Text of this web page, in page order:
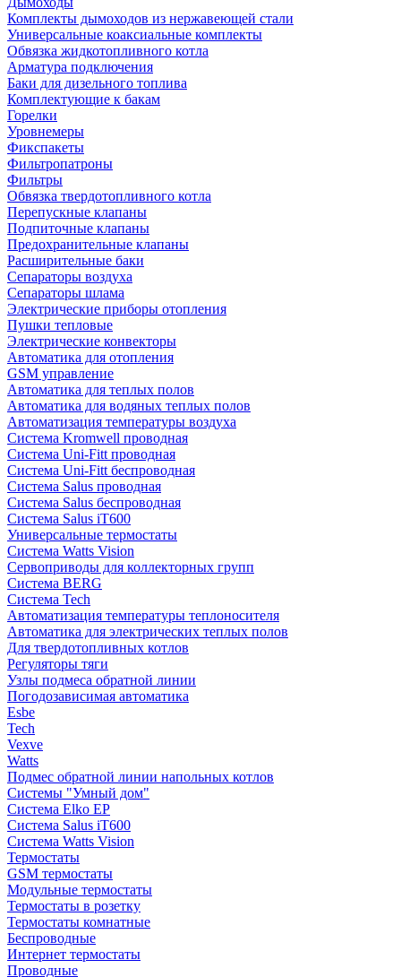
Комплекты дымоходов из нержавеющей стали
Универсальные коаксиальные комплекты
Обвязка жидкотопливного котла
Арматура подключения
Баки для дизельного топлива
Комплектующие к бакам
Горелки
Уровнемеры
Фикспакеты
Фильтропатроны
Фильтры
Обвязка твердотопливного котла
Перепускные клапаны
Подпиточные клапаны
Предохранительные клапаны
Расширительные баки
Сепараторы воздуха
Сепараторы шлама
Электрические приборы отопления
Пушки тепловые
Электрические конвекторы
Автоматика для отопления
GSM управление
Автоматика для теплых полов
Автоматика для водяных теплых полов
Автоматизация температуры воздуха
Система Kromwell проводная
Система Uni-Fitt проводная
Система Uni-Fitt беспроводная
Система Salus проводная
Система Salus беспроводная
Система Salus iT600
Универсальные термостаты
Система Watts Vision
Сервоприводы для коллекторных групп
Система BERG
Система Tech
Автоматизация температуры теплоносителя
Автоматика для электрических теплых полов
Для твердотопливных котлов
Регуляторы тяги
Узлы подмеса обратной линии
Погодозависимая автоматика
Esbe
Tech
Vexve
Watts
Подмес обратной линии напольных котлов
Системы "Умный дом"
Система Elko EP
Система Salus iT600
Система Watts Vision
Термостаты
GSM термостаты
Модульные термостаты
Термостаты в розетку
Термостаты комнатные
Беспроводные
Интернет термостаты
Проводные